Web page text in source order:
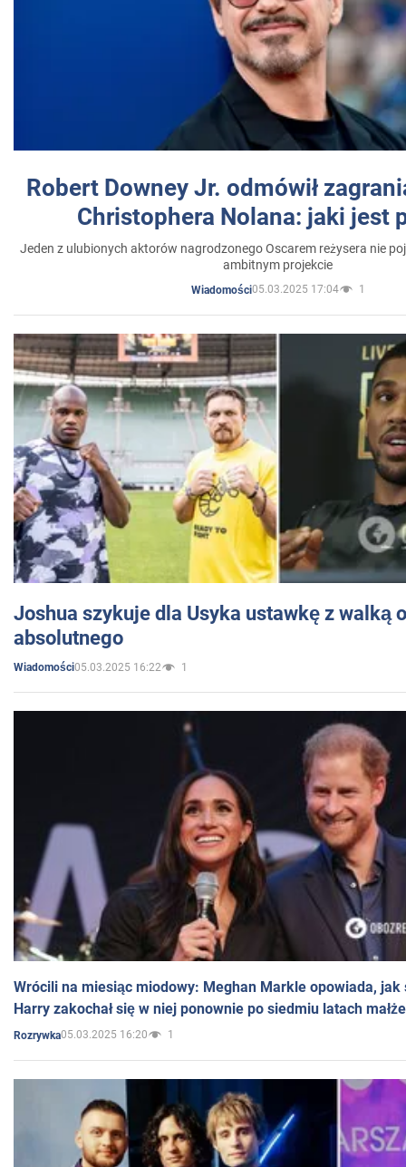
Robert Downey Jr. odmówił
Christophera Nolana: jaki jest
Jeden z ulubionych aktorów nagrodzonego Oscarem reżysera nie
ambitnym projekcie
Wiadomości05.03.2025 17:04 1
Joshua szykuje dla Usyka ustawkę z walką
absolutnego
Wiadomości05.03.2025 16:22 1
Wrócili na miesiąc miodowy: Meghan Markle opowiada, jak
Harry zakochał się w niej ponownie po siedmiu latach
Rozrywka05.03.2025 16:20 1